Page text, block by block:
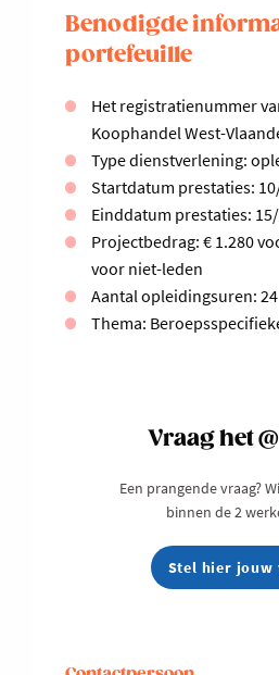
Benodigde
portefeuille
Het registratienummer
Koophandel West-
Type dienstverlening:
Startdatum prestaties:
Einddatum prestaties:
Projectbedrag: € 1.280
voor niet-leden
Aantal opleidingsuren: 24
Thema:
Vraag het
Een prangende vraag?
binnen de 2
Stel hier jouw